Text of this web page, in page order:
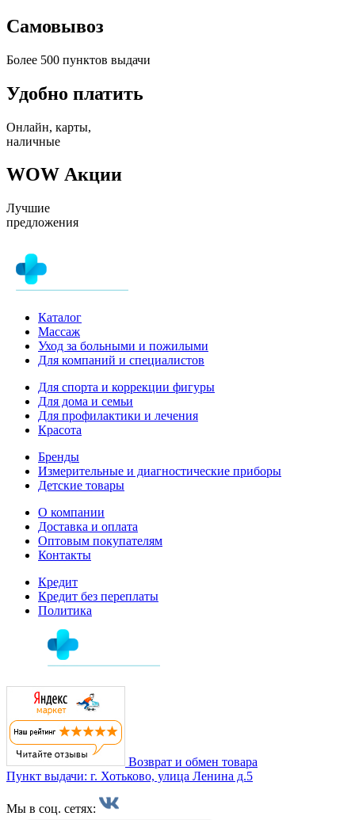
Самовывоз
Более 500 пунктов выдачи
Удобно платить
Онлайн, карты,
наличные
WOW Акции
Лучшие
предложения
Каталог
Массаж
Уход за больными и пожилыми
Для компаний и специалистов
Для спорта и коррекции фигуры
Для дома и семьи
Для профилактики и лечения
Красота
Бренды
Измерительные и диагностические приборы
Детские товары
О компании
Доставка и оплата
Оптовым покупателям
Контакты
Кредит
Кредит без переплаты
Политика
Возврат и обмен товара
Пункт выдачи: г. Хотьково, улица Ленина д.5
Мы в соц. сетях: